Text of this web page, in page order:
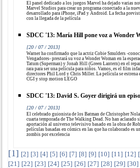
El panel dedicado a los juegos Marvel ha dejado varias
Marvel Studios para crear un programa conectado a la
desarrollado para iPhone, iPad y Android. La fecha
con la llegada de la película
SDCC '13: María Hill pone voz a Wonder
[20 / 07 / 2013]
Warner ha confirmado que la actriz Cobie Smulders -
Vengadores- prestará su voz a Wonder Woman en la
Tatum (Superman) y Jonah Hill (Green Lantern) en el
rara para ser una película para niños. Vamos, es el film
directores Phil Lord y Chris Miller. La película se estrena
CGI y stop motion LEGO
SDCC '13: David S. Goyer dirigirá un
[20 / 07 / 2013]
El celebrado guionista de los Batman de Christopher
cuarta temporada de The Walking Dead. No han aclarado
aportación al universo televisivo basado en la obra de
películas basadas en cómics en las que ha colaborado es
zombis por excelencia
[1] [2] [3] [4] [5] [6] [7] [8] [9] [10] [11] [12] [
[21] [22] [23] [24] [25] [26] [27] [28] [29] [30]